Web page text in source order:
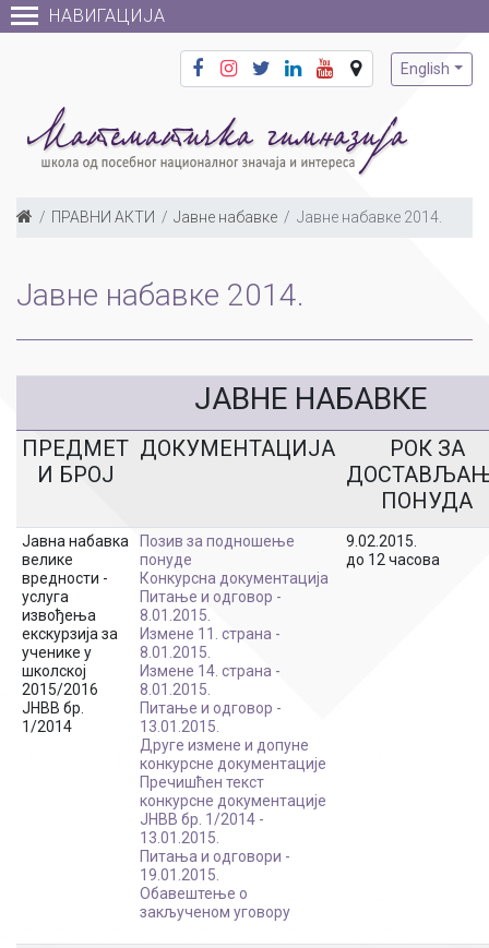
НАВИГАЦИЈА
English
ПРАВНИ АКТИ Јавне набавке Јавне набавке 2014.
Јавне набавке 2014.
ЈАВНЕ НАБАВКЕ
ПРЕДМЕТ
И БРОЈ
ДОКУМЕНТАЦИЈА
РОК ЗА
ПОНУДА
Јавна набавка
велике
вредности -
услуга
извођења
екскурзија за
ученике у
школској
2015/2016
ЈНВВ бр.
1/2014
Позив за подношење
понуде
Конкурсна документација
Питање и одговор -
8.01.2015.
Измене 11. страна -
8.01.2015.
Измене 14. страна -
8.01.2015.
Питање и одговор -
13.01.2015.
Друге измене и допуне
конкурсне документације
Пречишћен текст
конкурсне документације
ЈНВВ бр. 1/2014 -
13.01.2015.
Питања и одговори -
19.01.2015.
Обавештење о
закљученом уговору
9.02.2015.
до 12 часова